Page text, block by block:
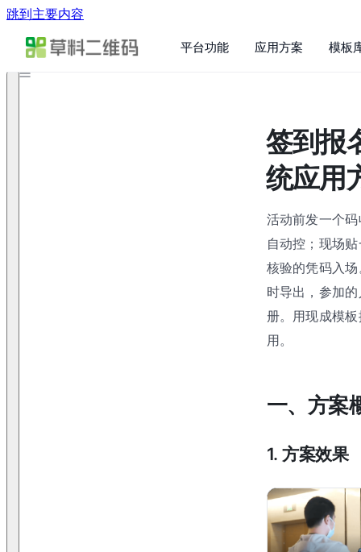
跳到主要内容
平台功能 应用方案 模板
签到报
统应用
活动前发一个
自动控；现场
核验的凭码入
时导出，参加
册。用现成模
用。
一、方案
1. 方案效果